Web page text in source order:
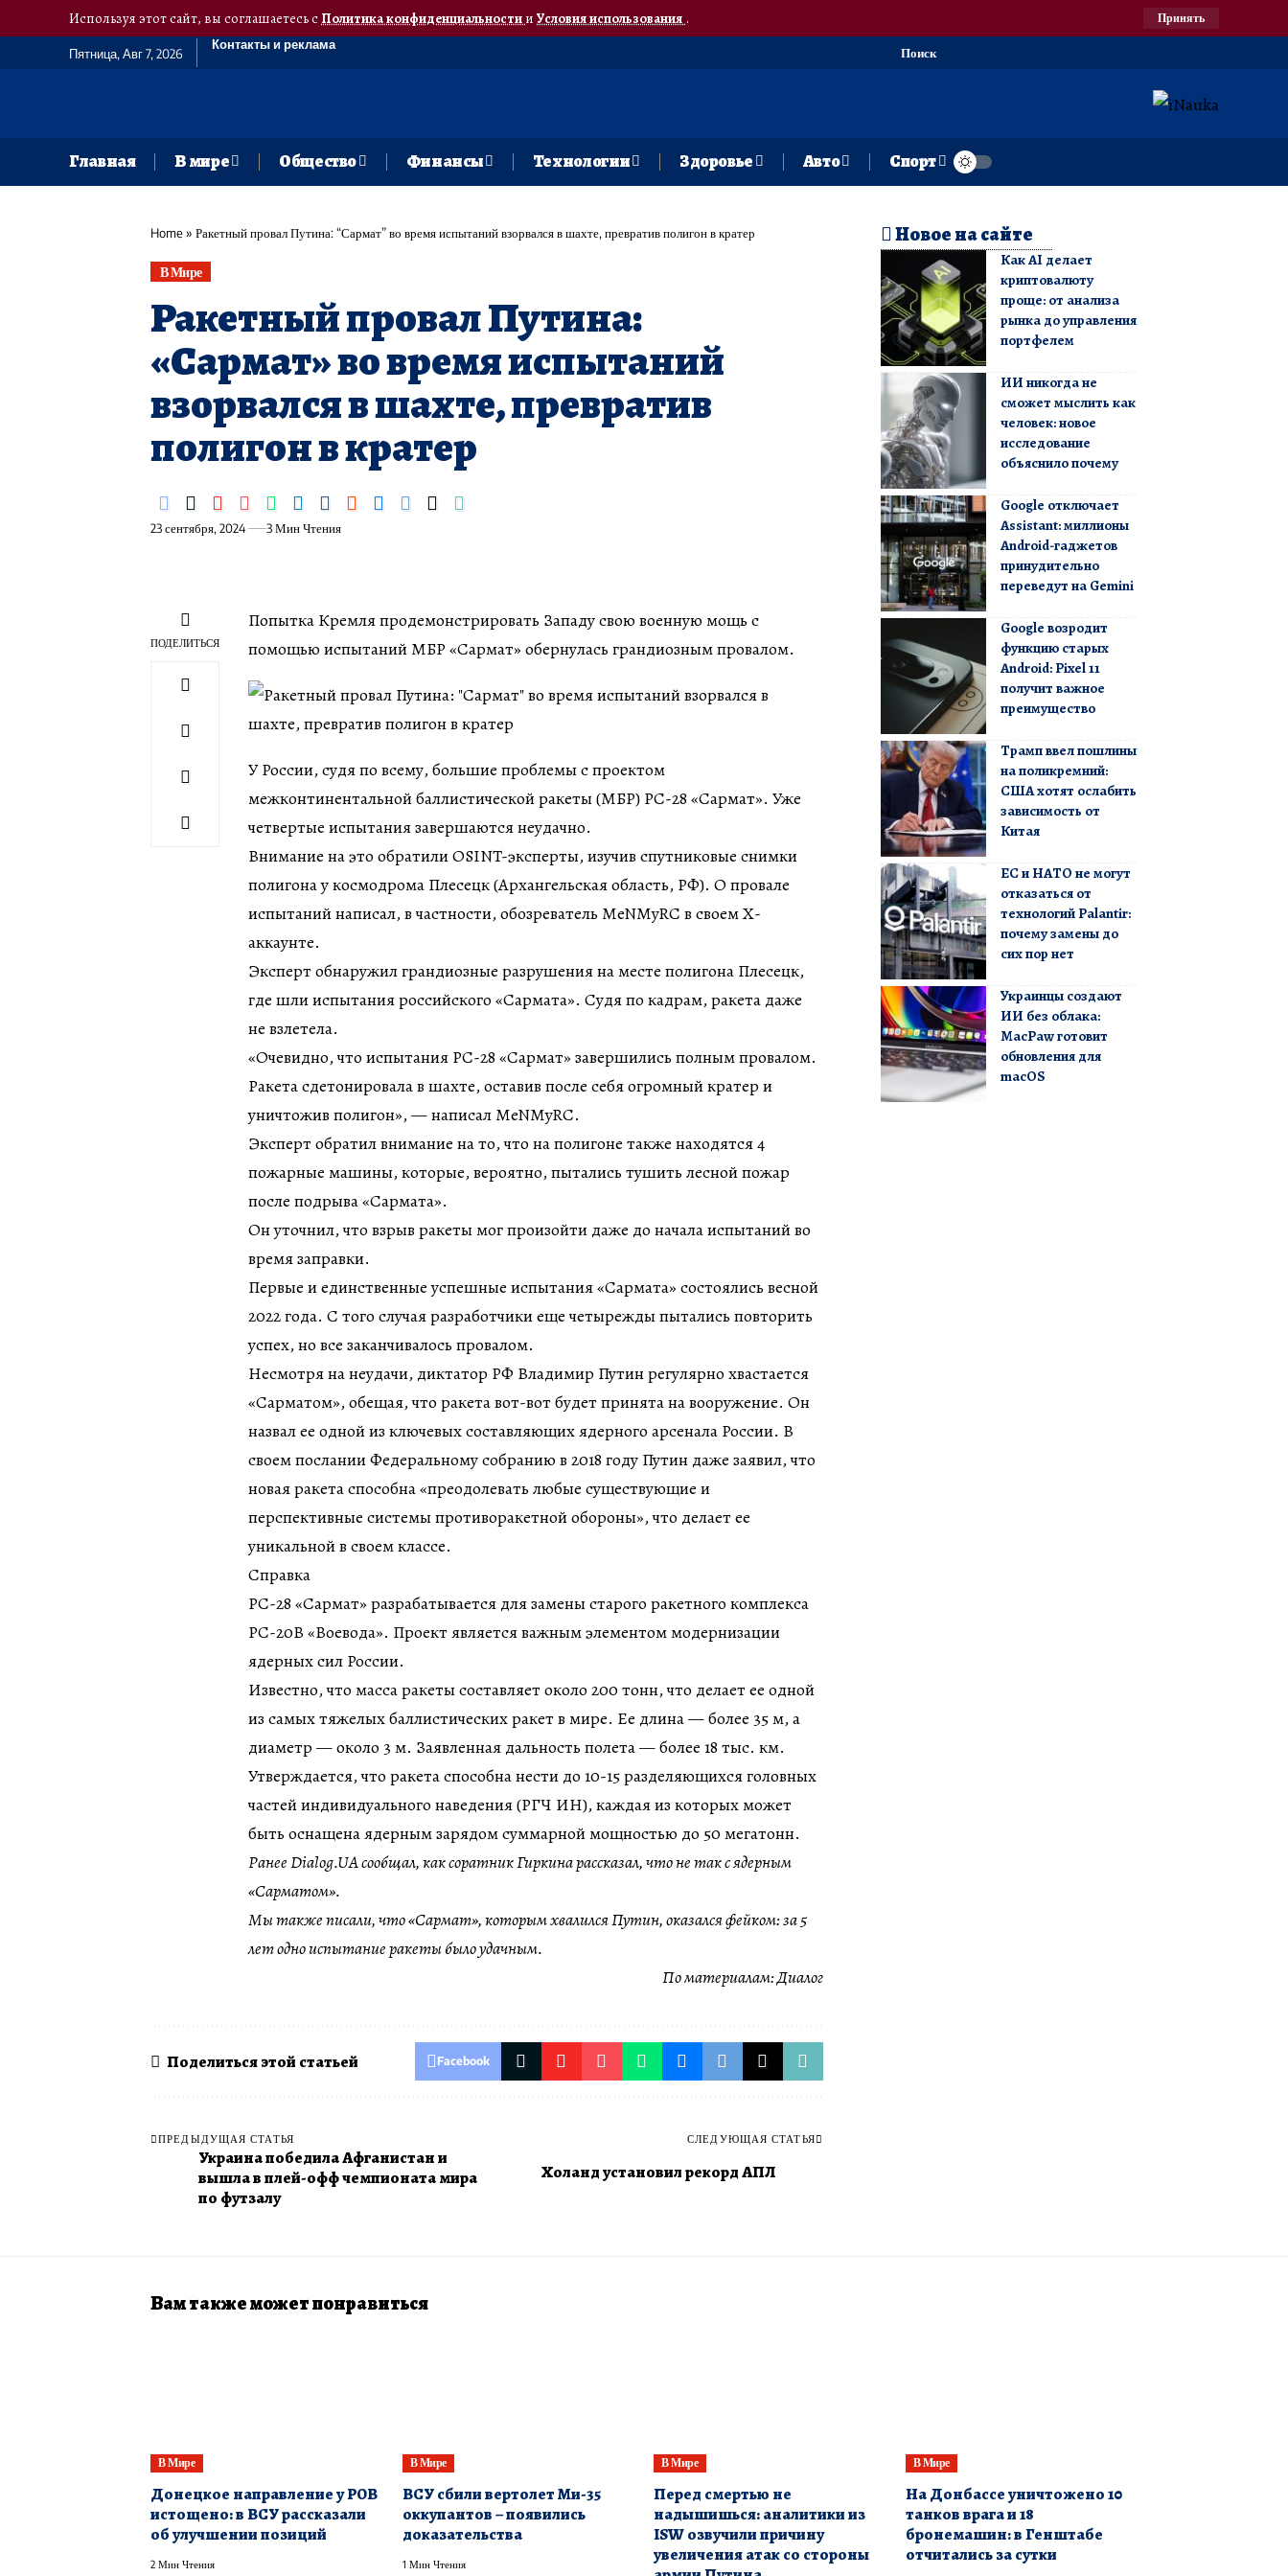
Используя этот сайт, вы соглашаетесь сПолитика конфиденциальностии Условия использования. Принять
Пятница, Авг 7, 2026
Контакты и реклама
Поиск
Главная В мире Общество Финансы Технологии Здоровье Авто Спорт
Home» ​Ракетный провал Путина: “Сармат” во время испытаний взорвался в шахте, превратив полигон в кратер
В Мире
​Ракетный провал Путина:
«Сармат» во время испытаний
взорвался в шахте, превратив
полигон в кратер
23 сентября, 2024 3 Мин Чтения
ПОДЕЛИТЬСЯ
Попытка Кремля продемонстрировать Западу свою военную мощь с
помощью испытаний МБР «Сармат» обернулась грандиозным провалом.
У России, судя по всему, большие проблемы с проектом
межконтинентальной баллистической ракеты (МБР) РС-28 «Сармат». Уже
четвертые испытания завершаются неудачно.
Внимание на это обратили OSINT-эксперты, изучив спутниковые снимки
полигона у космодрома Плесецк (Архангельская область, РФ). О провале
испытаний написал, в частности, обозреватель MeNMyRC в своем Х-
аккаунте.
Эксперт обнаружил грандиозные разрушения на месте полигона Плесецк,
где шли испытания российского «Сармата». Судя по кадрам, ракета даже
не взлетела.
«Очевидно, что испытания РС-28 «Сармат» завершились полным провалом.
Ракета сдетонировала в шахте, оставив после себя огромный кратер и
уничтожив полигон», — написал MeNMyRC.
Эксперт обратил внимание на то, что на полигоне также находятся 4
пожарные машины, которые, вероятно, пытались тушить лесной пожар
после подрыва «Сармата».
Он уточнил, что взрыв ракеты мог произойти даже до начала испытаний во
время заправки.
Первые и единственные успешные испытания «Сармата» состоялись весной
2022 года. С того случая разработчики еще четырежды пытались повторить
успех, но все заканчивалось провалом.
Несмотря на неудачи, диктатор РФ Владимир Путин регулярно хвастается
«Сарматом», обещая, что ракета вот-вот будет принята на вооружение. Он
назвал ее одной из ключевых составляющих ядерного арсенала России. В
своем послании Федеральному собранию в 2018 году Путин даже заявил, что
новая ракета способна «преодолевать любые существующие и
перспективные системы противоракетной обороны», что делает ее
уникальной в своем классе.
Справка
РС-28 «Сармат» разрабатывается для замены старого ракетного комплекса
РС-20В «Воевода». Проект является важным элементом модернизации
ядерных сил России.
Известно, что масса ракеты составляет около 200 тонн, что делает ее одной
из самых тяжелых баллистических ракет в мире. Ее длина — более 35 м, а
диаметр — около 3 м. Заявленная дальность полета — более 18 тыс. км.
Утверждается, что ракета способна нести до 10-15 разделяющихся головных
частей индивидуального наведения (РГЧ ИН), каждая из которых может
быть оснащена ядерным зарядом суммарной мощностью до 50 мегатонн.
Ранее Dialog.UA сообщал, как соратник Гиркина рассказал, что не так с ядерным
«Сарматом».
Мы также писали, что «Сармат», которым хвалился Путин, оказался фейком: за 5
лет одно испытание ракеты было удачным.
По материалам:Диалог
Поделиться этой статьей Facebook
ПРЕДЫДУЩАЯ СТАТЬЯ
Украина победила Афганистан и
вышла в плей-офф чемпионата мира
по футзалу
СЛЕДУЮЩАЯ СТАТЬЯ
Холанд установил рекорд АПЛ
Новое на сайте
Как AI делает
криптовалюту
проще: от анализа
рынка до управления
портфелем
ИИ никогда не
сможет мыслить как
человек: новое
исследование
объяснило почему
Google отключает
Assistant: миллионы
Android-гаджетов
принудительно
переведут на Gemini
Google возродит
функцию старых
Android: Pixel 11
получит важное
преимущество
Трамп ввел пошлины
на поликремний:
США хотят ослабить
зависимость от
Китая
ЕС и НАТО не могут
отказаться от
технологий Palantir:
почему замены до
сих пор нет
Украинцы создают
ИИ без облака:
MacPaw готовит
обновления для
macOS
Вам также может понравиться
В Мире
Донецкое направление у РОВ
истощено: в ВСУ рассказали
об улучшении позиций
2 Мин Чтения
В Мире
ВСУ сбили вертолет Ми-35
оккупантов – появились
доказательства
1 Мин Чтения
В Мире
​Перед смертью не
надышишься: аналитики из
ISW озвучили причину
увеличения атак со стороны
В Мире
​На Донбассе уничтожено 10
танков врага и 18
бронемашин: в Генштабе
отчитались за сутки